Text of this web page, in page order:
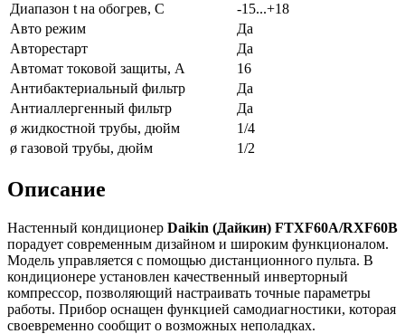
Диапазон t на обогрев, С
-15...+18
Авто режим
Да
Авторестарт
Да
Автомат токовой защиты, А
16
Антибактериальный фильтр
Да
Антиаллергенный фильтр
Да
ø жидкостной трубы, дюйм
1/4
ø газовой трубы, дюйм
1/2
Описание
Настенный кондиционер Daikin (Дайкин) FTXF60A/RXF60B
порадует современным дизайном и широким функционалом.
Модель управляется с помощью дистанционного пульта. В
кондиционере установлен качественный инверторный
компрессор, позволяющий настраивать точные параметры
работы. Прибор оснащен функцией самодиагностики, которая
своевременно сообщит о возможных неполадках.